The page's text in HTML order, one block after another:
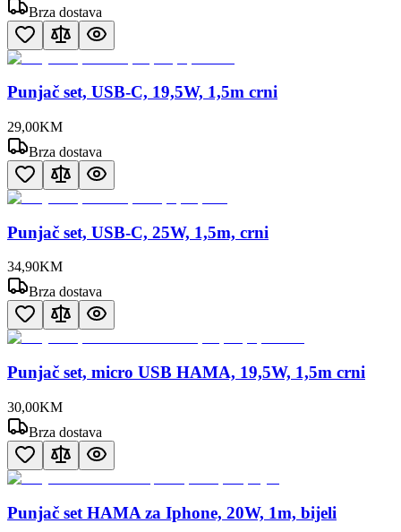
Brza dostava
Punjač set, USB-C, 19,5W, 1,5m crni
29,00KM
Brza dostava
Punjač set, USB-C, 25W, 1,5m, crni
34,90KM
Brza dostava
Punjač set, micro USB HAMA, 19,5W, 1,5m crni
30,00KM
Brza dostava
Punjač set HAMA za Iphone, 20W, 1m, bijeli